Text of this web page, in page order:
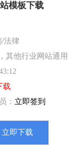
模板下载
/法律
其他行业网站通用
载
： 立即签到
立即下载